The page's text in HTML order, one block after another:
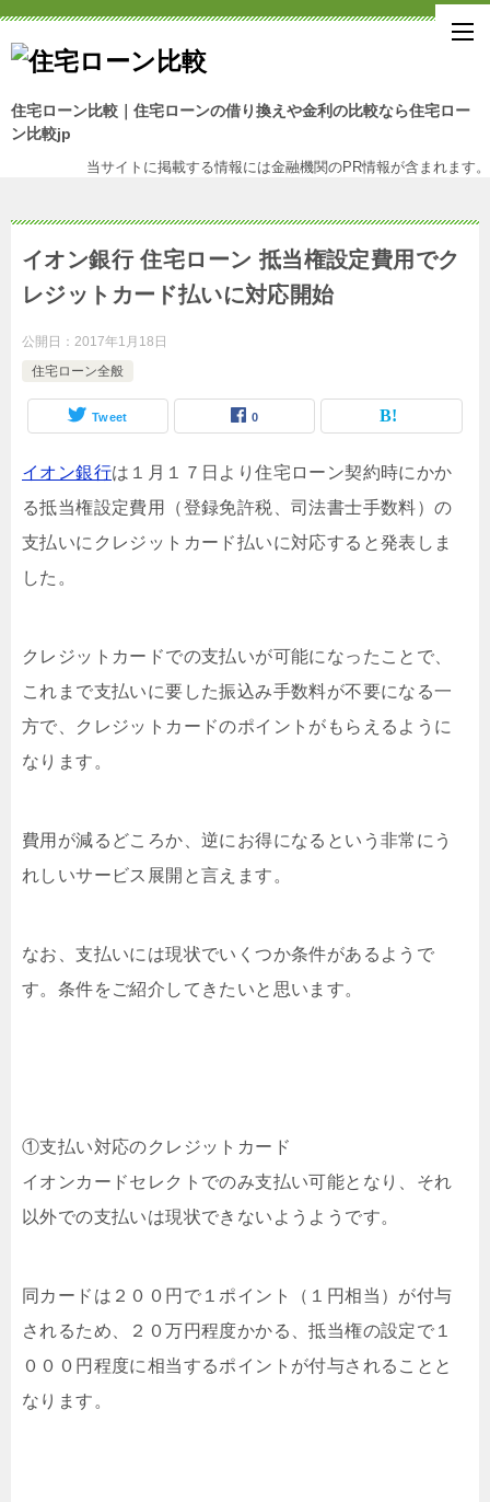
住宅ローン比較｜住宅ローンの借り換えや金利の比較なら住宅ロー
ン比較jp
当サイトに掲載する情報には金融機関のPR情報が含まれます。
イオン銀行 住宅ローン 抵当権設定費用でク
レジットカード払いに対応開始
公開日： 2017年1月18日
住宅ローン全般
Tweet 0
イオン銀行は１月１７日より住宅ローン契約時にかか
る抵当権設定費用（登録免許税、司法書士手数料）の
支払いにクレジットカード払いに対応すると発表しま
した。
クレジットカードでの支払いが可能になったことで、
これまで支払いに要した振込み手数料が不要になる一
方で、クレジットカードのポイントがもらえるように
なります。
費用が減るどころか、逆にお得になるという非常にう
れしいサービス展開と言えます。
なお、支払いには現状でいくつか条件があるようで
す。条件をご紹介してきたいと思います。
①支払い対応のクレジットカード
イオンカードセレクトでのみ支払い可能となり、それ
以外での支払いは現状できないようようです。
同カードは２００円で１ポイント（１円相当）が付与
されるため、２０万円程度かかる、抵当権の設定で１
０００円程度に相当するポイントが付与されることと
なります。